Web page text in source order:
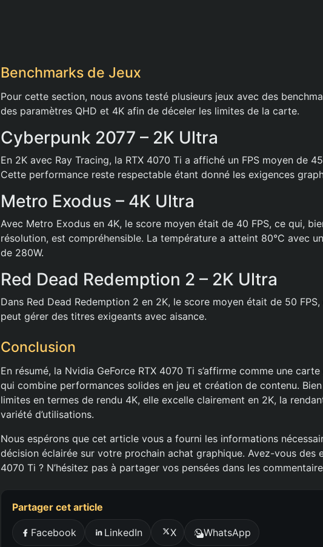
Benchmarks de Jeux
Pour cette section, nous avons testé plusieurs jeux avec des
des paramètres QHD et 4K afin de déceler les limites de la carte.
Cyberpunk 2077 – 2K Ultra
En 2K avec Ray Tracing, la RTX 4070 Ti a affiché un FPS moyen de
Cette performance reste respectable étant donné les exigences
Metro Exodus – 4K Ultra
Avec Metro Exodus en 4K, le score moyen était de 40 FPS, ce qui,
résolution, est compréhensible. La température a atteint 80°C avec
de 280W.
Red Dead Redemption 2 – 2K Ultra
Dans Red Dead Redemption 2 en 2K, le score moyen était de 50
peut gérer des titres exigeants avec aisance.
Conclusion
En résumé, la Nvidia GeForce RTX 4070 Ti s’affirme comme une
qui combine performances solides en jeu et création de contenu. Bien
limites en termes de rendu 4K, elle excelle clairement en 2K, la
variété d’utilisations.
Nous espérons que cet article vous a fourni les informations
décision éclairée sur votre prochain achat graphique. Avez-vous des
4070 Ti ? N’hésitez pas à partager vos pensées dans les
Partager cet article
Facebook LinkedIn X WhatsApp